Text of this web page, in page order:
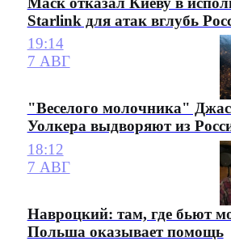
Starlink для атак вглубь
19:14
7 АВГ
"Веселого молочника"
Уолкера выдворяют из
18:12
7 АВГ
Навроцкий: там, где бьют
Польша оказывает помощь